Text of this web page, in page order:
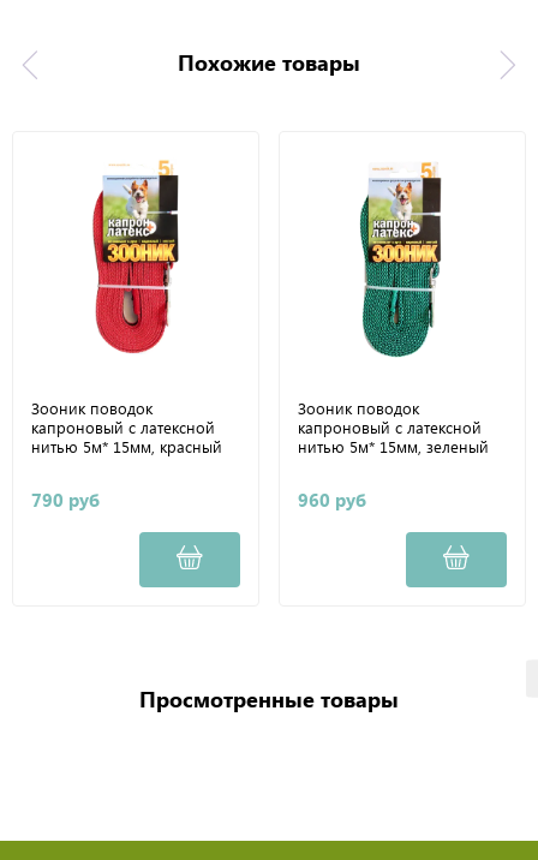
Похожие товары
Зооник поводок
капроновый с латексной
нитью 5м* 15мм, красный
790 руб
Зооник поводок
капроновый с латексной
нитью 5м* 15мм, зеленый
960 руб
Просмотренные товары